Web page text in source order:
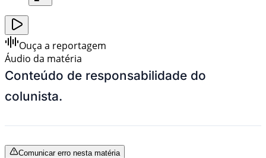
Ouça a reportagem
Áudio da matéria
Conteúdo de responsabilidade do
colunista.
Comunicar erro nesta matéria